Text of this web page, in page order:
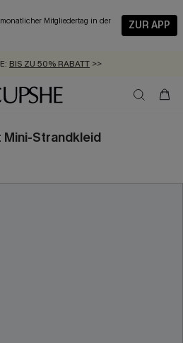
Mitgliedertag in der
ZUR APP
SCHNELLVERSAND-ARTIKEL >>
BIS ZU 50% RABATT >>
ZU -20% EXTRA ERHALTEN
VERSAND AB 89 €
Mini-Strandkleid